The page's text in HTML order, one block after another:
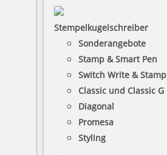
Stempelkugelschreiber
Sonderangebote
Stamp & Smart Pen
Switch Write & Stamp
Classic und Classic G
Diagonal
Promesa
Styling